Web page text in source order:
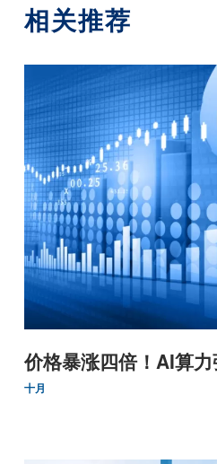
相关推荐
价格暴涨四倍！AI算
十月